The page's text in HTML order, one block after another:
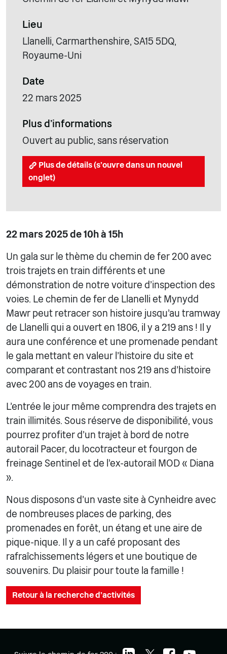
Lieu
Llanelli, Carmarthenshire, SA15 5DQ,
Royaume-Uni
Date
22 mars 2025
Plus d'informations
Ouvert au public, sans réservation
Plus de détails (s'ouvre dans un nouvel
onglet)
22 mars 2025 de 10h à 15h
Un gala sur le thème du chemin de fer 200 avec
trois trajets en train différents et une
démonstration de notre voiture d'inspection des
voies. Le chemin de fer de Llanelli et Mynydd
Mawr peut retracer son histoire jusqu'au tramway
de Llanelli qui a ouvert en 1806, il y a 219 ans ! Il y
aura une conférence et une promenade pendant
le gala mettant en valeur l'histoire du site et
comparant et contrastant nos 219 ans d'histoire
avec 200 ans de voyages en train.
L'entrée le jour même comprendra des trajets en
train illimités. Sous réserve de disponibilité, vous
pourrez profiter d'un trajet à bord de notre
autorail Pacer, du locotracteur et fourgon de
freinage Sentinel et de l'ex-autorail MOD « Diana
».
Nous disposons d'un vaste site à Cynheidre avec
de nombreuses places de parking, des
promenades en forêt, un étang et une aire de
pique-nique. Il y a un café proposant des
rafraîchissements légers et une boutique de
souvenirs. Du plaisir pour toute la famille !
Retour à la recherche d'activités